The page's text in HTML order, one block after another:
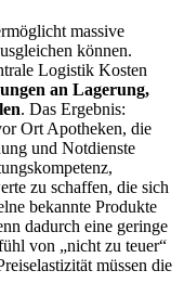
massive
können.
Logistik Kosten
an Lagerung,
. Das Ergebnis:
Ort Apotheken, die
und Notdienste
zu schaffen, die sich
bekannte Produkte
dadurch eine geringe
von „nicht zu teuer“
müssen die